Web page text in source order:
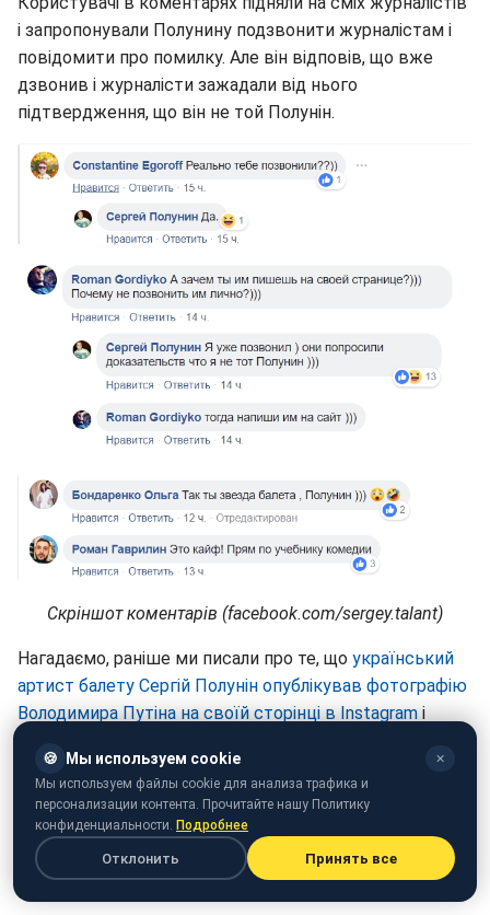
і запропонували Полунину подзвонити журналістам і
повідомити про помилку. Але він відповів, що вже
дзвонив і журналісти зажадали від нього
підтвердження, що він не той Полунін.
Скріншот коментарів (facebook.com/sergey.talant)
Нагадаємо, раніше ми писали про те, що український
артист балету Сергій Полунін опублікував фотографію
Володимира Путіна на своїй сторінці в Instagram і
А також ми розповідали про те, щоСергій Полунін
відхрестився від посту в соціальній мережі
повідомив, що нічого про це не знає.
🍪 Мы используем cookie ✕
Мы используем файлы cookie для анализа трафика и
персонализации контента. Прочитайте нашу Политику
конфиденциальности. Подробнее
Отклонить Принять все